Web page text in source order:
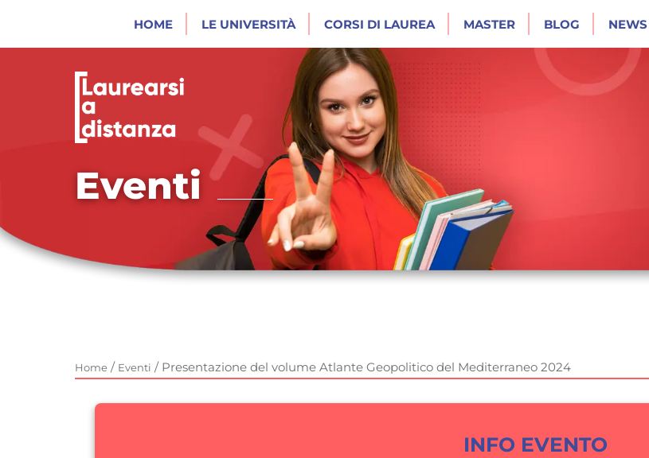
HOME LE UNIVERSITÀ CORSI DI LAUREA MASTER BLOG NEWS
Eventi
Home / Eventi / Presentazione del volume Atlante Geopolitico del Mediterraneo 2024
INFO EVENTO